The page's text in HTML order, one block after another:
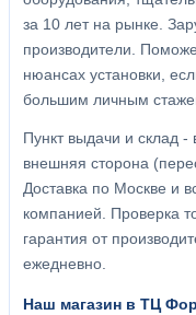
за 10 лет на рынке.
производители.
нюансах установки,
большим личным
Пункт выдачи и склад
внешняя сторона
Доставка по Москве и
компанией. Проверка
гарантия от
ежедневно.
Наш магазин в ТЦ